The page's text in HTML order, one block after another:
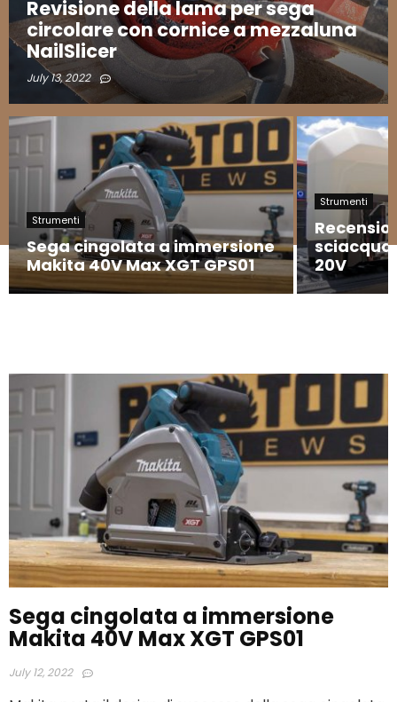
Revisione della lama per sega
circolare con cornice a mezzaluna
NailSlicer
July 13, 2022
Strumenti
Sega cingolata a immersione
Makita 40V Max XGT GPS01
Strumenti
20V
Sega cingolata a immersione
Makita 40V Max XGT GPS01
July 12, 2022